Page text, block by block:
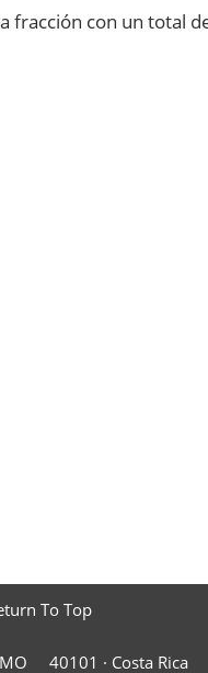
fracción con un total
To Top
40101 · Costa Rica